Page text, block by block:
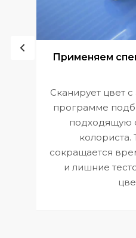
Применяем
Сканирует цвет
программе
подходящую
сокращается
и лишние